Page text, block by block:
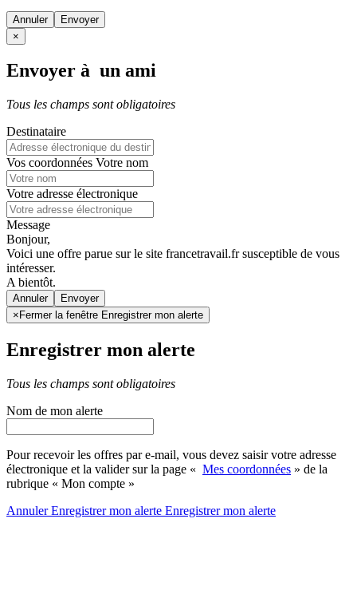
Annuler
×
Envoyer à un ami
Tous les champs sont obligatoires
Destinataire
Vos coordonnées Votre nom
Votre adresse électronique
Message
Bonjour,
Voici une offre parue sur le site francetravail.fr susceptible de vous
intéresser.
A bientôt.
Annuler
× Fermer la fenêtre Enregistrer mon alerte
Enregistrer mon alerte
Tous les champs sont obligatoires
Nom de mon alerte
Pour recevoir les offres par e-mail, vous devez saisir votre adresse
électronique et la valider sur la page « Mes coordonnées » de la
rubrique « Mon compte »
AnnulerEnregistrer mon alerte Enregistrermon alerte